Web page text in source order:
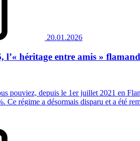
20.01.2026
l’« héritage entre amis »
pouviez, depuis le 1er juillet 2021 en
Ce régime a désormais disparu et a été